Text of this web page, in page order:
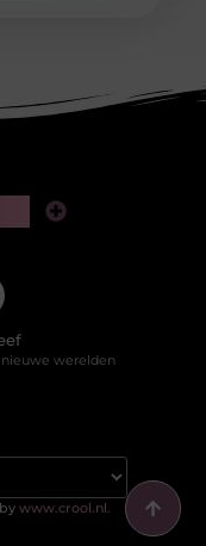
werelden
www.crool.nl.